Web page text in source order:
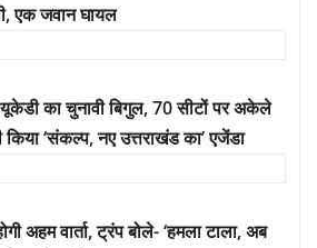
एक जवान घायल
का चुनावी बिगुल, 70 सीटों पर अकेले
‘संकल्प, नए उत्तराखंड का’ एजेंडा
अहम वार्ता, ट्रंप बोले- ‘हमला टाला, अब